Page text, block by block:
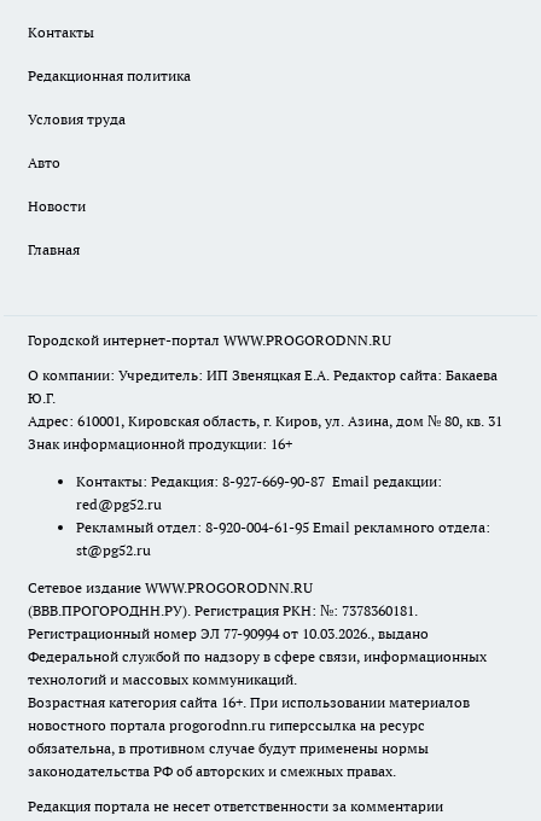
Контакты
Редакционная политика
Условия труда
Авто
Новости
Главная
Городской интернет-портал WWW.PROGORODNN.RU
О компании: Учредитель: ИП Звеняцкая Е.А. Редактор сайта: Бакаева
Ю.Г.
Адрес: 610001, Кировская область, г. Киров, ул. Азина, дом № 80, кв. 31
Знак информационной продукции: 16+
Контакты: Редакция: 8-927-669-90-87 Email редакции:
red@pg52.ru
Рекламный отдел: 8-920-004-61-95 Email рекламного отдела:
st@pg52.ru
Сетевое издание WWW.PROGORODNN.RU
(ВВВ.ПРОГОРОДНН.РУ). Регистрация РКН: №: 7378360181.
Регистрационный номер ЭЛ 77-90994 от 10.03.2026., выдано
Федеральной службой по надзору в сфере связи, информационных
технологий и массовых коммуникаций.
Возрастная категория сайта 16+. При использовании материалов
новостного портала progorodnn.ru гиперссылка на ресурс
обязательна, в противном случае будут применены нормы
законодательства РФ об авторских и смежных правах.
Редакция портала не несет ответственности за комментарии